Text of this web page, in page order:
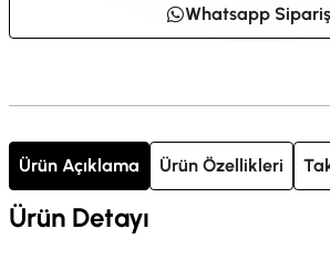
Whatsapp Sipariş
Ürün Açıklama Ürün Özellikleri
Ürün Detayı